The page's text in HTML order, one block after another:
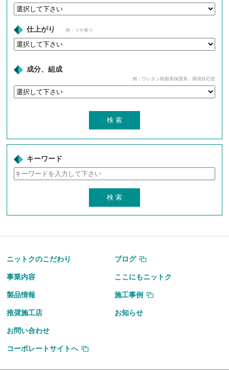
仕上がり 例：ツヤ有り
成分、組成
例：ウレタン樹脂系保護系：環境対応型
キーワード
ニットクのこだわり ブログ
事業内容 ここにもニットク
製品情報 施工事例
推奨施工店 お知らせ
お問い合わせ
コーポレートサイトへ